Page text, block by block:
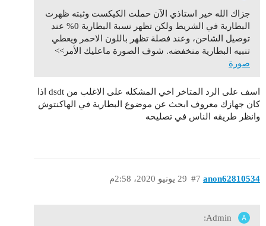
جزاك الله خير استاذي الآن حملت الكيكست وثبته ظهرت
البطارية في الشريط ولكن تظهر نسبة البطارية 0% عند
توصيل الشاحن، وعند فصلة تظهر باللون الاحمر ويعطي
تنبيه البطارية منخفضه. شوف الصورة ماعليك الأمر>>
صورة
اسف على الرد المتاخر اخي المشكله على الاغلب من dsdt اذا
كان جهازك معروف ابحث عن موضوع البطارية في الهاكنتوش
وانظر طريقه الناس في تصليحه
anon62810534 29 يونيو 2020، 2:58م #7